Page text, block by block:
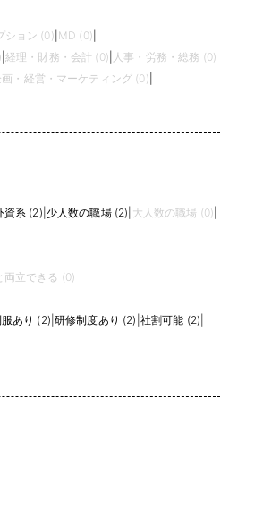
ション (0) MD (0)
|経理・財務・会計 (0) 人事・労務・総務 (0)
画・経営・マーケティング (0)
資系 (2) 少人数の職場 (2) 大人数の職場 (0)
両立できる (0)
あり (2) 研修制度あり (2) 社割可能 (2)